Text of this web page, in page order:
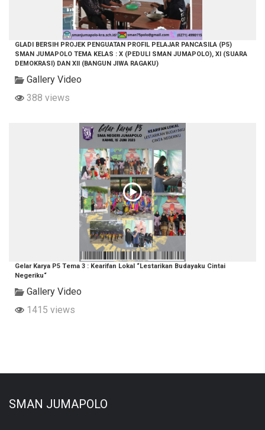
GLADI BERSIH PROJEK PENGUATAN PROFIL PELAJAR PANCASILA (P5)
SMAN JUMAPOLO TEMA KELAS : X (PEDULI SMAN JUMAPOLO), XI (SUARA
DEMOKRASI) DAN XII (BANGUN JIWA RAGAKU)
Gallery Video
388 views
Gelar Karya P5 Tema 3 : Kearifan Lokal “Lestarikan Budayaku Cintai
Negeriku“
Gallery Video
1415 views
SMAN JUMAPOLO